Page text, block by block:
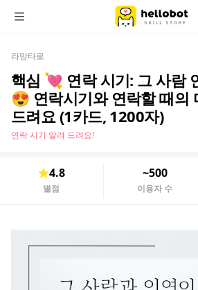
라망타로
핵심 💘 연락 시기: 그 사람
😍 연락시기와 연락할 때의
드려요 (1카드, 1200자)
연락 시기 알려 드려요!
4.8
별점
~500
이용자 수